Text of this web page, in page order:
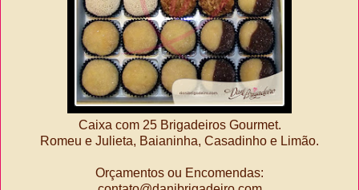
Caixa com 25 Brigadeiros Gourmet.
Romeu e Julieta, Baianinha, Casadinho e Limão.
Orçamentos ou Encomendas: